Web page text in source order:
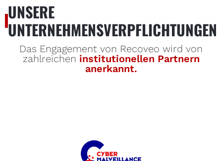
UNSERE
UNTERNEHMENSVERPFLICHTUNGEN
Das Engagement von Recoveo wird von
zahlreichen institutionellen Partnern
anerkannt.